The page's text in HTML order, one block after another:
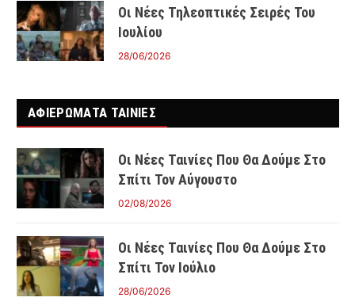
Οι Νέες Τηλεοπτικές Σειρές Του
Ιουλίου
28/06/2026
ΑΦΙΕΡΩΜΑΤΑ ΤΑΙΝΊΕΣ
Οι Νέες Ταινίες Που Θα Δούμε Στο
Σπίτι Τον Αύγουστο
02/08/2026
Οι Νέες Ταινίες Που Θα Δούμε Στο
Σπίτι Τον Ιούλιο
28/06/2026